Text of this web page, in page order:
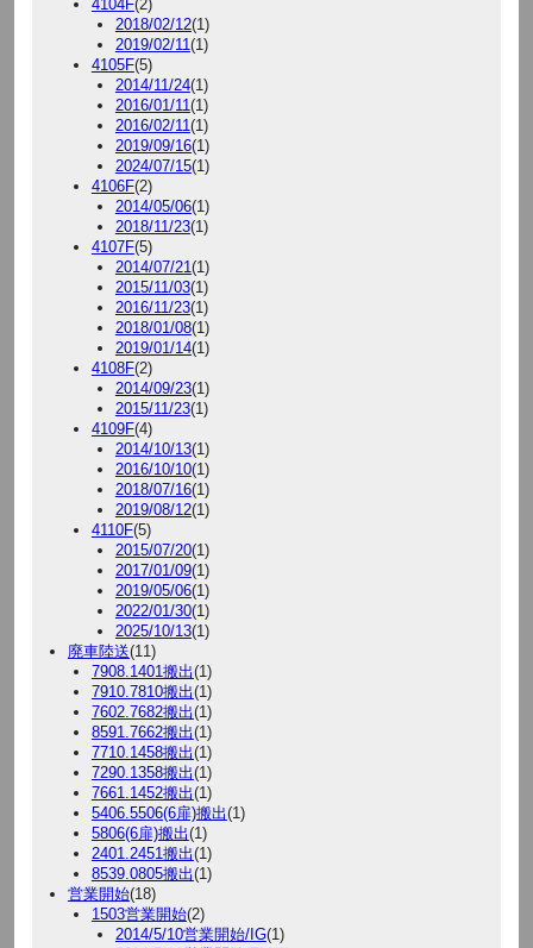
4104F(2)
2018/02/12(1)
2019/02/11(1)
4105F(5)
2014/11/24(1)
2016/01/11(1)
2016/02/11(1)
2019/09/16(1)
2024/07/15(1)
4106F(2)
2014/05/06(1)
2018/11/23(1)
4107F(5)
2014/07/21(1)
2015/11/03(1)
2016/11/23(1)
2018/01/08(1)
2019/01/14(1)
4108F(2)
2014/09/23(1)
2015/11/23(1)
4109F(4)
2014/10/13(1)
2016/10/10(1)
2018/07/16(1)
2019/08/12(1)
4110F(5)
2015/07/20(1)
2017/01/09(1)
2019/05/06(1)
2022/01/30(1)
2025/10/13(1)
廃車陸送(11)
7908.1401搬出(1)
7910.7810搬出(1)
7602.7682搬出(1)
8591.7662搬出(1)
7710.1458搬出(1)
7290.1358搬出(1)
7661.1452搬出(1)
5406.5506(6扉)搬出(1)
5806(6扉)搬出(1)
2401.2451搬出(1)
8539.0805搬出(1)
営業開始(18)
1503営業開始(2)
2014/5/10営業開始/IG(1)